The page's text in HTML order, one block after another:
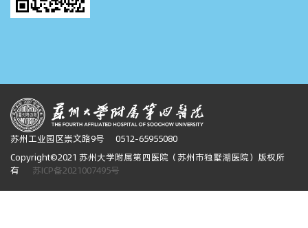
苏州工业园区崇文路9号
0512-65955080
Copyright©2021 苏州大学附属第四医院（苏州市独墅湖医院）版权所
有
苏ICP备2021007495号